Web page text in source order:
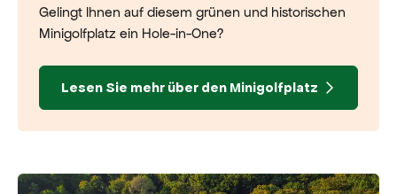
Gelingt Ihnen auf diesem grünen und historischen
Minigolfplatz ein Hole-in-One?
Lesen Sie mehr über den Minigolfplatz